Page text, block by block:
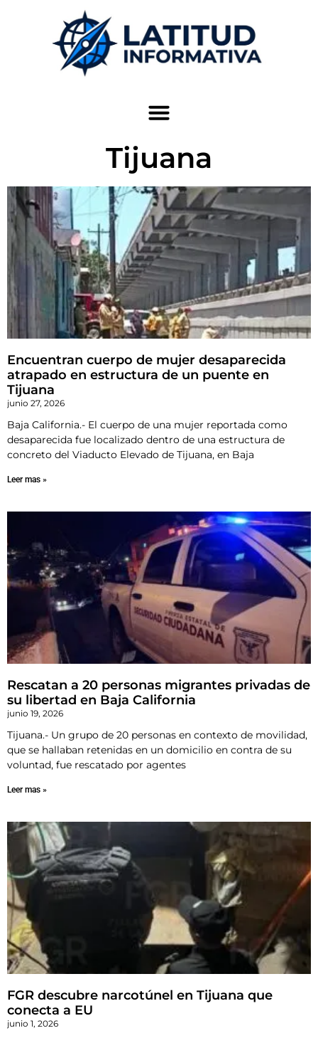
Tijuana
Encuentran cuerpo de mujer desaparecida
atrapado en estructura de un puente en
Tijuana
junio 27, 2026
Baja California.- El cuerpo de una mujer reportada como
desaparecida fue localizado dentro de una estructura de
concreto del Viaducto Elevado de Tijuana, en Baja
Leer mas »
Rescatan a 20 personas migrantes privadas de
su libertad en Baja California
junio 19, 2026
Tijuana.- Un grupo de 20 personas en contexto de movilidad,
que se hallaban retenidas en un domicilio en contra de su
voluntad, fue rescatado por agentes
Leer mas »
FGR descubre narcotúnel en Tijuana que
conecta a EU
junio 1, 2026